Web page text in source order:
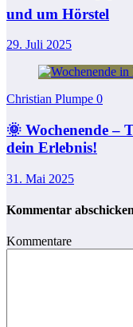
und um Hörstel
29. Juli 2025
Christian Plumpe 0
🌞 Wochenende –
dein Erlebnis!
31. Mai 2025
Kommentar abschicken
Kommentare